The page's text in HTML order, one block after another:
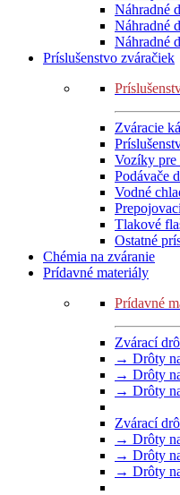
Náhradné
Náhradné
Náhradné
Príslušenstvo zváračiek
Zváracie
Vozíky pre
Podávače
Vodné
Tlakové
Ostatné
Chémia na zváranie
Prídavné materiály
Prídavné
Zvárací
→ Drôty
→ Drôty
→ Drôty
Zvárací
→ Drôty
→ Drôty
→ Drôty